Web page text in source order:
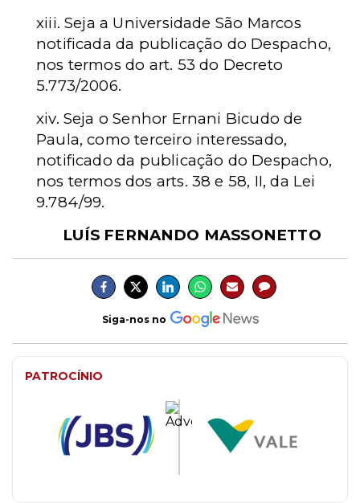
xiii. Seja a Universidade São Marcos
notificada da publicação do Despacho,
nos termos do art. 53 do Decreto
5.773/2006.
xiv. Seja o Senhor Ernani Bicudo de
Paula, como terceiro interessado,
notificado da publicação do Despacho,
nos termos dos arts. 38 e 58, II, da Lei
9.784/99.
LUÍS FERNANDO MASSONETTO
Siga-nos no
PATROCÍNIO